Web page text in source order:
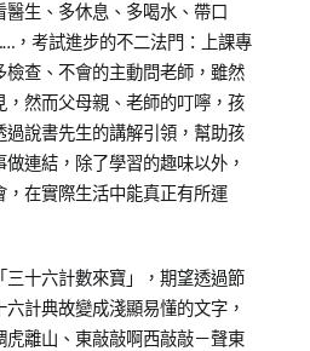
生、多休息、多喝水、帶口
，考試進步的不二法門：上課專
查、不會的主動問老師，雖然
然而父母親、老師的叮嚀，孩
說書先生的講解引領，幫助孩
連結，除了學習的趣味以外，
在實際生活中能真正有所運
十六計數來寶」，期望透過節
計典故變成淺顯易懂的文字，
離山、東敲敲啊西敲敲－聲東